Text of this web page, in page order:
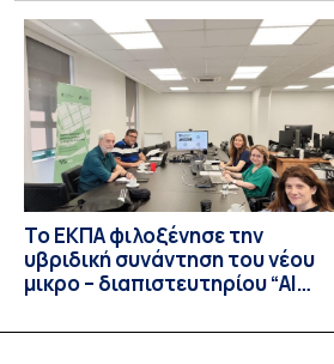
Ιουλίου 2026 υπό τον συντονισμό
Δαγκλή. Το Σχολείο φιλοξενήθηκε
Βουλής των Ελλήνων για τον
Δημοκρατία στο Πάρκο Εθνικής
απομακρυσμένο […]
Το ΕΚΠΑ φιλοξένησε την
υβριδική συνάντηση του νέου
μικρο – διαπιστευτηρίου “AI
Creation”